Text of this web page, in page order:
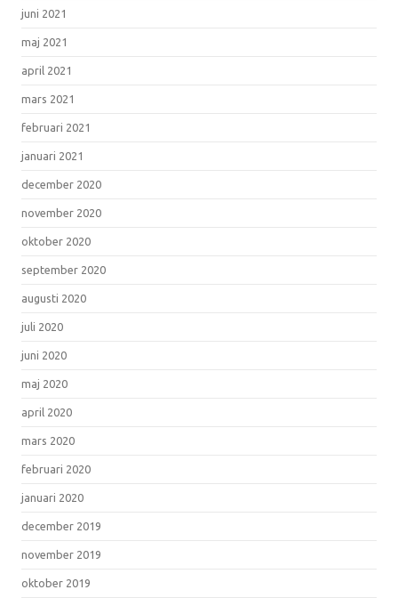
juni 2021
maj 2021
april 2021
mars 2021
februari 2021
januari 2021
december 2020
november 2020
oktober 2020
september 2020
augusti 2020
juli 2020
juni 2020
maj 2020
april 2020
mars 2020
februari 2020
januari 2020
december 2019
november 2019
oktober 2019